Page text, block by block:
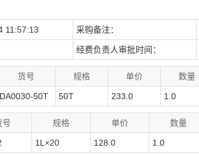
11:57:13 采购备注：
经费负责人审批时间：
货号 规格 单价 数量
DA0030-50T 50T 233.0 1.0
号 规格 单价 数量
1L×20 128.0 1.0